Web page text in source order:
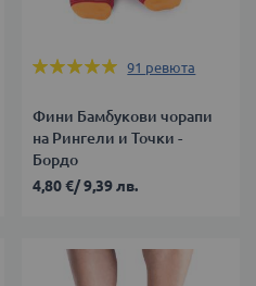
Оценка:
91 ревюта
Фини Бамбукови чорапи
на Рингели и Точки -
Бордо
4,80 €/9,39 лв.